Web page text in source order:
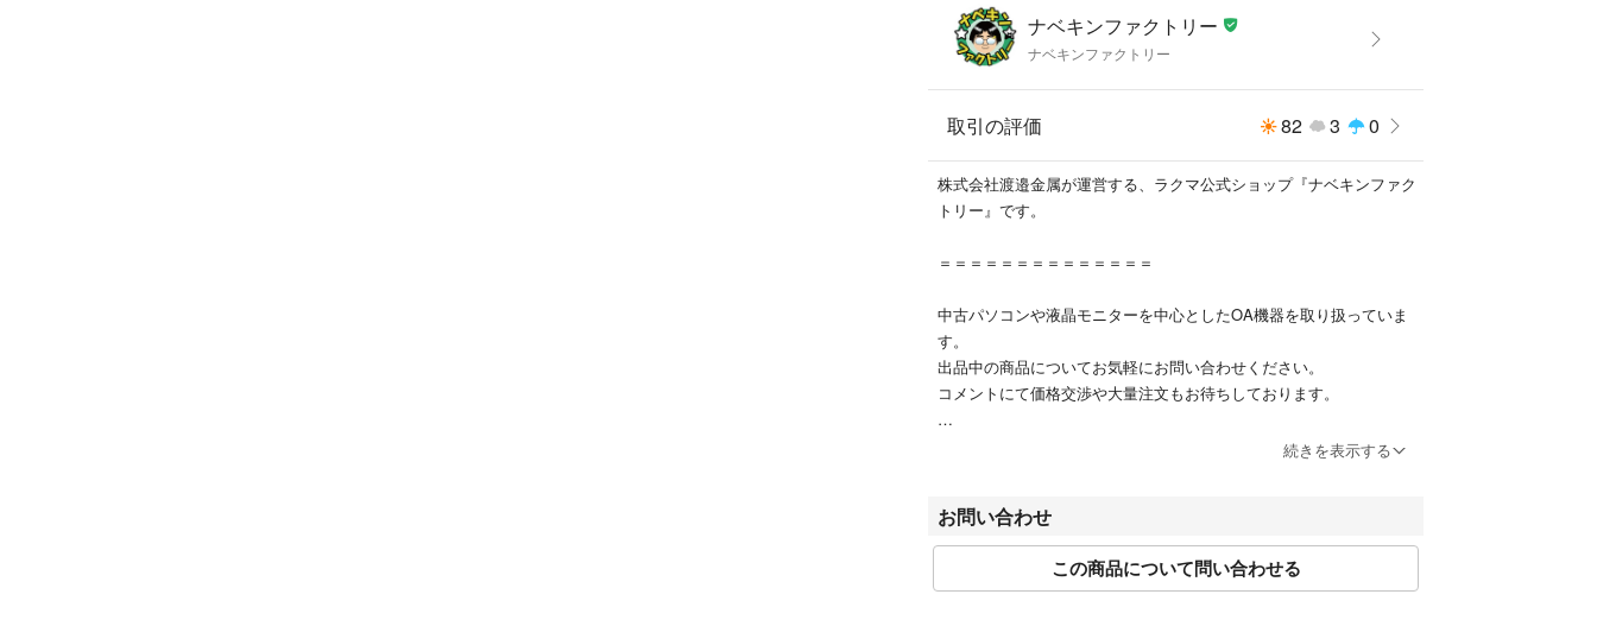
＜USB3.0＞
4ポート
＜OS＞
Windows 11 Pro 64bit
中古品の為、外装のすり傷・当て傷・塗装の剥がれ、キーボードのテ
カリ・擦れ・色焼け、液晶画面の小さなキズ・輝点・白モヤ、シール
・ゴム足が無い場合があります。
・細かなキズなどが写真と異なる場合があります。
【保証について】
こちらの商品は、到着後1週間の保証がございます。
場合がございます。ご了承願います。
【外観について】
使用に伴うシール跡や細かな傷など、ある場合がございます。
ナベキンファクトリー
ナベキンファクトリー
取引の評価 82 3 0
株式会社渡邉金属が運営する、ラクマ公式ショップ『ナベキンファク
トリー』です。
＝＝＝＝＝＝＝＝＝＝＝＝＝＝
中古パソコンや液晶モニターを中心としたOA機器を取り扱っていま
す。
出品中の商品についてお気軽にお問い合わせください。
コメントにて価格交渉や大量注文もお待ちしております。
ご購入いただいたお客様には大変ご迷惑をおかけいたしますが、何卒
ご理解のほどよろしくお願いいたします。
続きを表示する
お問い合わせ
この商品について問い合わせる